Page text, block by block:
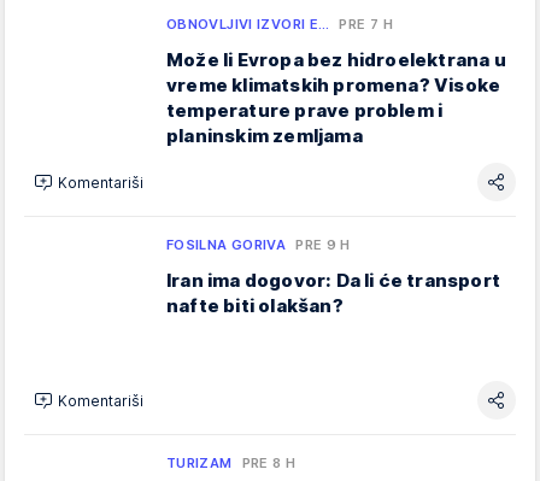
OBNOVLJIVI IZVORI E… PRE 7 H
Može li Evropa bez hidroelektrana u
vreme klimatskih promena? Visoke
temperature prave problem i
planinskim zemljama
Komentariši
FOSILNA GORIVA PRE 9 H
Iran ima dogovor: Da li će transport
nafte biti olakšan?
Komentariši
TURIZAM PRE 8 H